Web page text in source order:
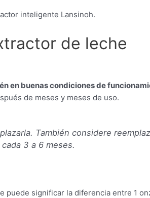
inteligente Lansinoh.
de leche
en buenas condiciones de
de meses y meses de uso.
También considere
3 a 6 meses.
significar la diferencia entre 1